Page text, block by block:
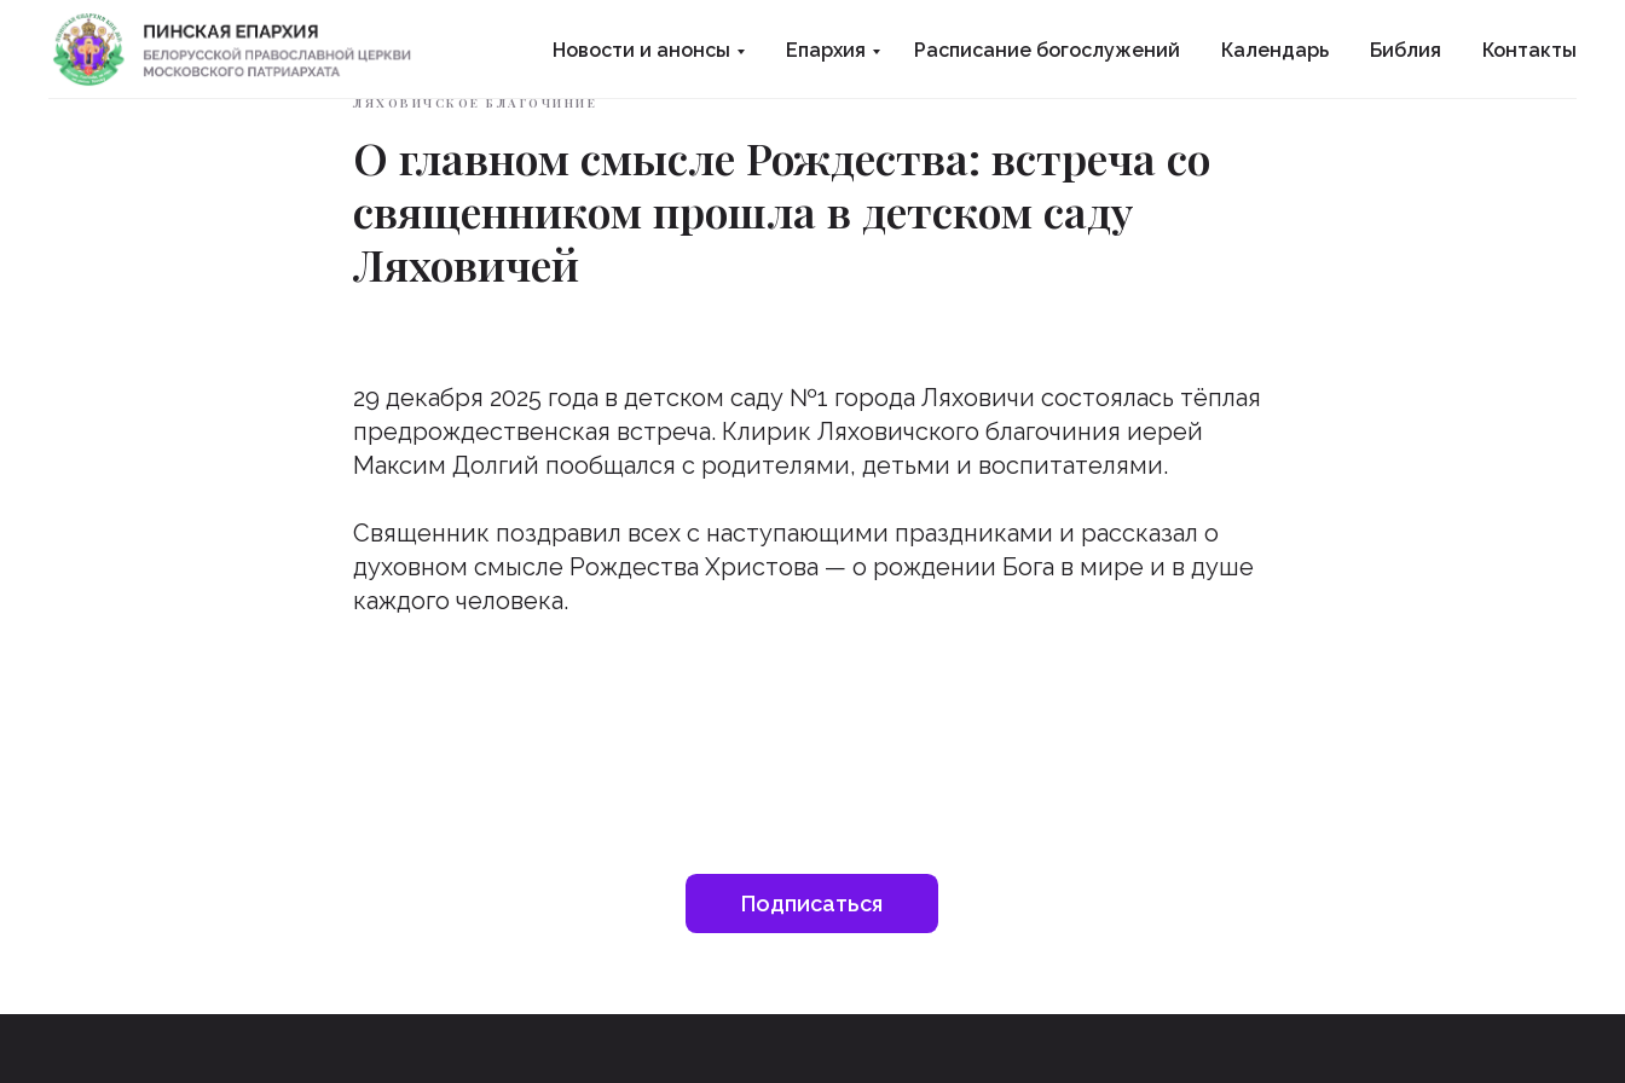
Новости и анонсы Епархия Расписание богослужений Календарь Библия Контакты
ЛЯХОВИЧСКОЕ БЛАГОЧИНИЕ
О главном смысле Рождества: встреча со
священником прошла в детском саду
Ляховичей
29 декабря 2025 года в детском саду №1 города Ляховичи состоялась тёплая
предрождественская встреча. Клирик Ляховичского благочиния иерей
Максим Долгий пообщался с родителями, детьми и воспитателями.
Священник поздравил всех с наступающими праздниками и рассказал о
духовном смысле Рождества Христова — о рождении Бога в мире и в душе
каждого человека.